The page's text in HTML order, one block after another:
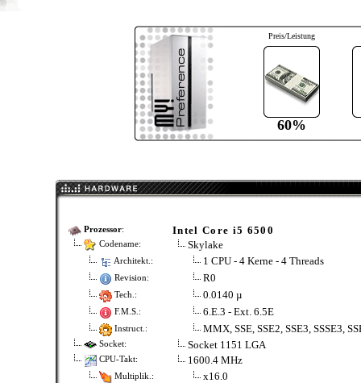
Preis/Leistung
60%
Prozessor: Intel Core i5 6500
Codename: Skylake
Architekt.: 1 CPU - 4 Kerne - 4 Threads
Revision: R0
Tech.: 0.0140 µ
F.M.S.: 6.E.3 - Ext. 6.5E
Instruct.: MMX, SSE, SSE2, SSE3, SSSE3,
Socket: Socket 1151 LGA
CPU-Takt: 1600.4 MHz
Multiplik.: x16.0